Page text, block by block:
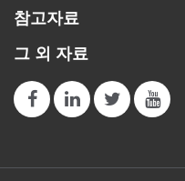
Android
Apple iOS
가용 디스크 공간
색차
Color iControl Safety
펌웨어
-
교육
Color iMatch Brochure,
Color iMatch Brochure,
애플리케이션 리소스
Color Measurement for
참고자료
그 외 자료